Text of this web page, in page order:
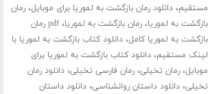
مستقیم،دانلود رمان بازگشت به لموریا برای موبایل،رمان
بازگشت به لموریا،رمان بازگشت به لموریا،
pdf رمان
بازگشت به لموریا کامل،دانلود کتاب بازگشت به لموریا با
لینک مستقیم،دانلود کتاب بازگشت به لموریا برای
موبایل،رمان تخیلی،رمان فارسی تخیلی،دانلود رمان
تخیلی،دانلود داستان روانشناسی،دانلود داستان